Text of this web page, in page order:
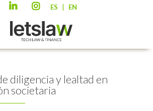
ES EN
diligencia y lealtad en
societaria